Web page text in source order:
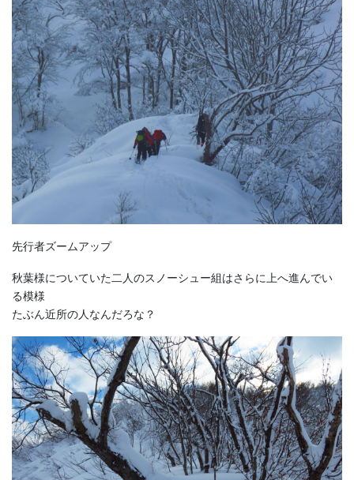
先行者ズームアップ
秋葉様についていた二人のスノーシュー組はさらに上へ進んでい
る模様
たぶん近所の人なんだろな？